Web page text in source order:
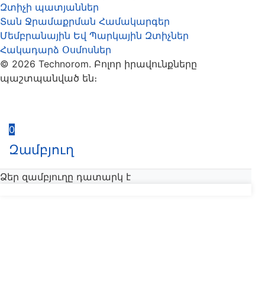
Զտիչի պատյաններ
Տան Ջրամաքրման Համակարգեր
Մեմբրանային Եվ Պարկային Զտիչներ
Հակադարձ Օսմոսներ
© 2026 Technorom. Բոլոր իրավունքները
պաշտպանված են։
0
Զամբյուղ
Ձեր զամբյուղը դատարկ է